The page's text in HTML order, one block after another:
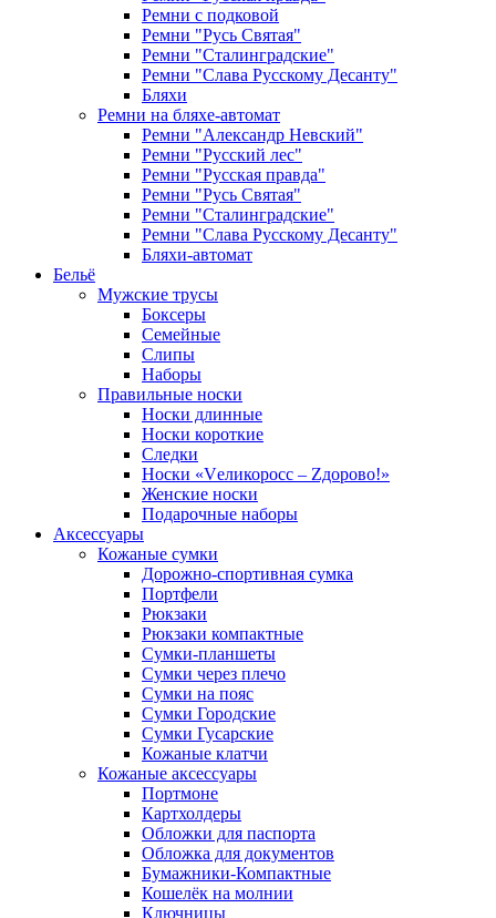
Ремни с подковой
Ремни "Русь Святая"
Ремни "Сталинградские"
Ремни "Слава Русскому Десанту"
Бляхи
Ремни на бляхе-автомат
Ремни "Александр Невский"
Ремни "Русский лес"
Ремни "Русская правда"
Ремни "Русь Святая"
Ремни "Сталинградские"
Ремни "Слава Русскому Десанту"
Бляхи-автомат
Бельё
Мужские трусы
Боксеры
Семейные
Слипы
Наборы
Правильные носки
Носки длинные
Носки короткие
Следки
Носки «Vеликоросс – Zдорово!»
Женские носки
Подарочные наборы
Аксессуары
Кожаные сумки
Дорожно-спортивная сумка
Портфели
Рюкзаки
Рюкзаки компактные
Сумки-планшеты
Сумки через плечо
Сумки на пояс
Сумки Городские
Сумки Гусарские
Кожаные клатчи
Кожаные аксессуары
Портмоне
Картхолдеры
Обложки для паспорта
Обложка для документов
Бумажники-Компактные
Кошелёк на молнии
Ключницы